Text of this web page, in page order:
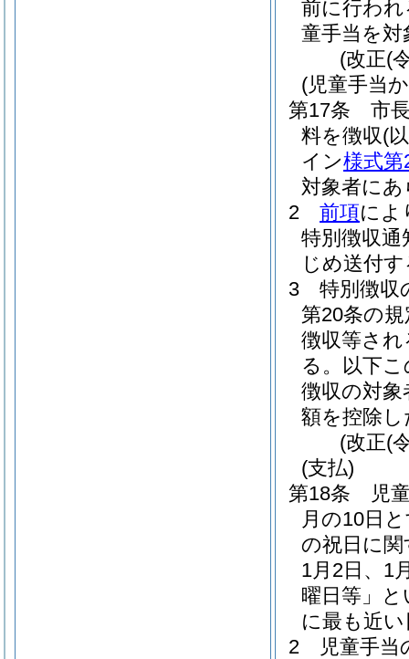
前に行わ
童手当を
(改正(
(児童手当
第17条
市
料を徴収(
イン様式第
対象者に
2
前項によ
特別徴収
じめ送付
3
特別徴収
第20条の
徴収等さ
る。以下
徴収の対
額を控除
(改正(
(支払)
第18条
児
月の10日
の祝日に
1月2日、1
曜日等」と
に最も近
2
児童手